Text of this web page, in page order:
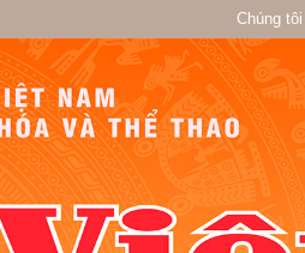
Chúng tôi